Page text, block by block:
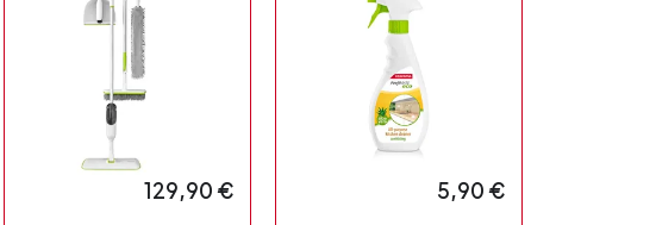
129,90 € 5,90 €